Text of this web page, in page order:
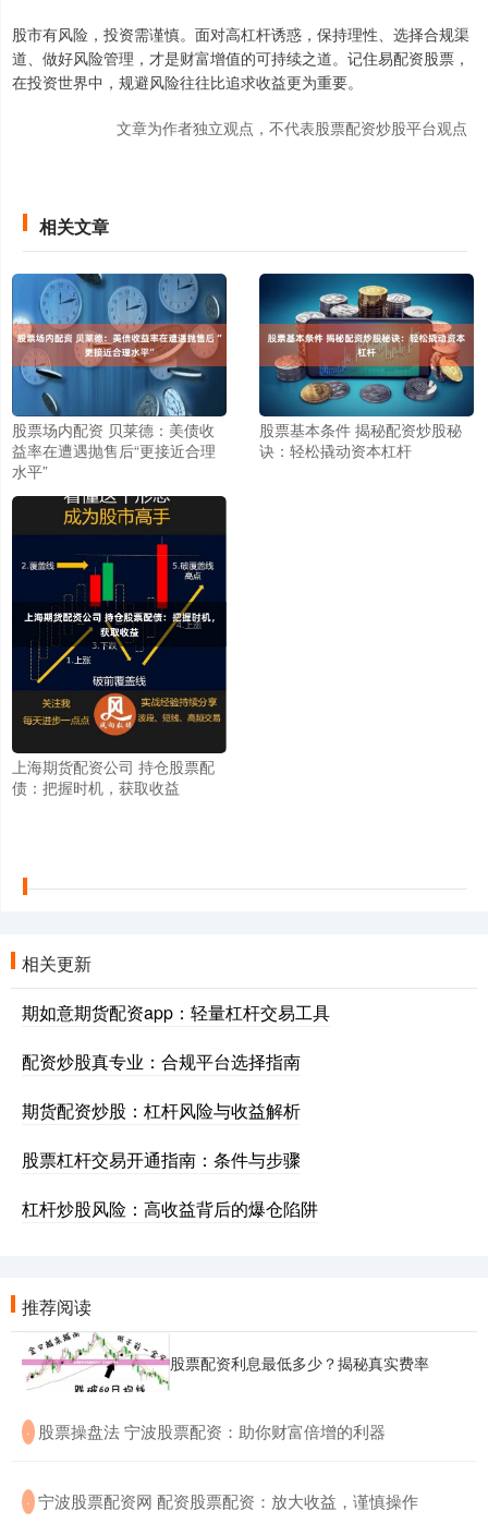
股市有风险，投资需谨慎。面对高杠杆诱惑，保持理性、选择合规渠
道、做好风险管理，才是财富增值的可持续之道。记住易配资股票，
在投资世界中，规避风险往往比追求收益更为重要。
文章为作者独立观点，不代表股票配资炒股平台观点
相关文章
股票场内配资 贝莱德：美债收
益率在遭遇抛售后“更接近合理
水平”
股票基本条件 揭秘配资炒股秘
诀：轻松撬动资本杠杆
上海期货配资公司 持仓股票配
债：把握时机，获取收益
相关更新
期如意期货配资app：轻量杠杆交易工具
配资炒股真专业：合规平台选择指南
期货配资炒股：杠杆风险与收益解析
股票杠杆交易开通指南：条件与步骤
杠杆炒股风险：高收益背后的爆仓陷阱
推荐阅读
股票配资利息最低多少？揭秘真实费率
· ​股票操盘法 宁波股票配资：助你财富倍增的利器
· ​宁波股票配资网 配资股票配资：放大收益，谨慎操作